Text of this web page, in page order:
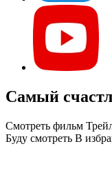
Самый
Смотреть фильм
Буду смотреть В